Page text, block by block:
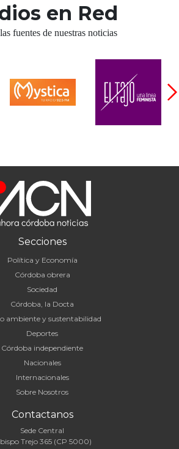
en Red
fuentes de nuestras noticias
Secciones
Política y Economía
Córdoba obrera
Sociedad
Córdoba, la Docta
ambiente y sustentabilidad
Deportes
Córdoba independiente
Nacionales
Internacionales
Sobre Nosotros
Contactanos
Sede Central
Trejo 365 (CP 5000)